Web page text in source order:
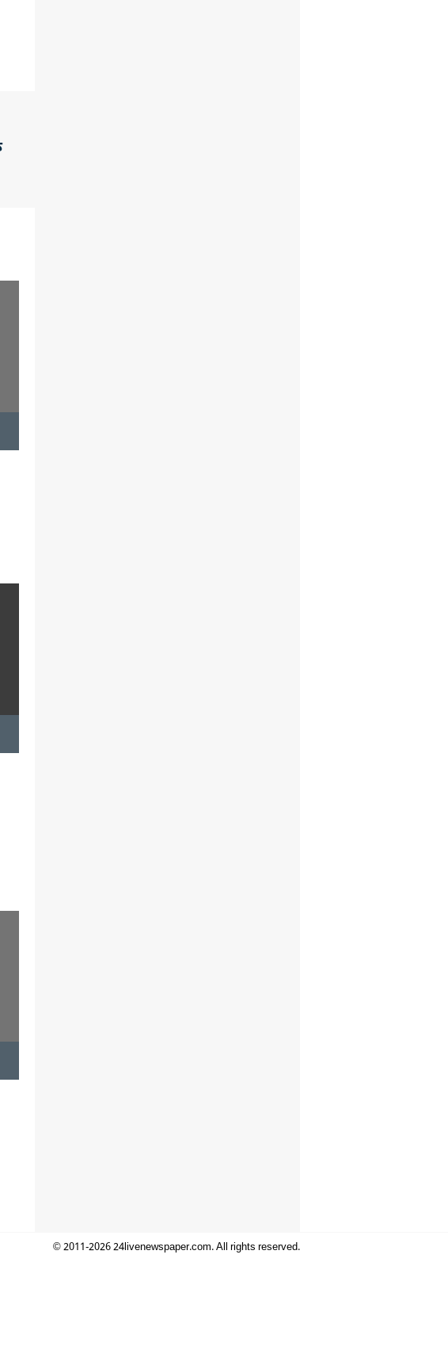
© 2011-2026 24livenewspaper.com. All rights reserved.